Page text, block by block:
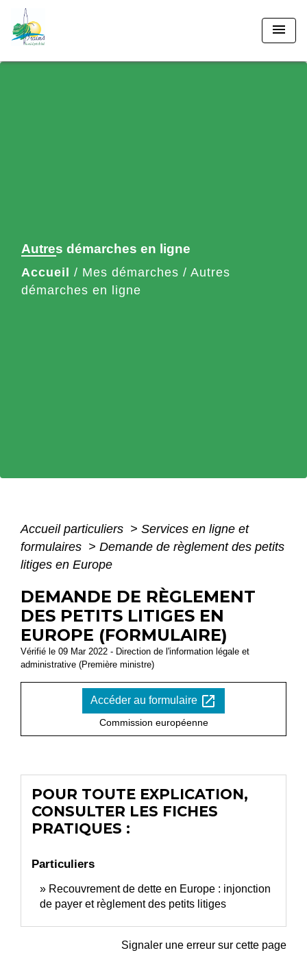
menu
Autres démarches en ligne
Accueil / Mes démarches / Autres
démarches en ligne
Accueil particuliers > Services en ligne et
formulaires > Demande de règlement des petits
litiges en Europe
DEMANDE DE RÈGLEMENT
DES PETITS LITIGES EN
EUROPE (FORMULAIRE)
Vérifié le 09 Mar 2022 - Direction de l'information légale et
administrative (Première ministre)
Accéder au formulaire open_in_new
Commission européenne
POUR TOUTE EXPLICATION,
CONSULTER LES FICHES
PRATIQUES :
Particuliers
Recouvrement de dette en Europe : injonction
de payer et règlement des petits litiges
Signaler une erreur sur cette page